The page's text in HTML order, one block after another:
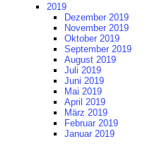
2019
Dezember 2019
November 2019
Oktober 2019
September 2019
August 2019
Juli 2019
Juni 2019
Mai 2019
April 2019
März 2019
Februar 2019
Januar 2019